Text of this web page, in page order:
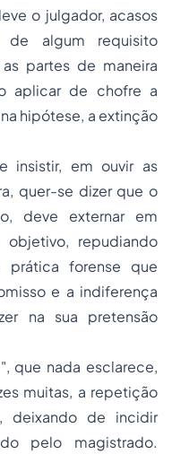
o julgador, acasos
de algum requisito
partes de maneira
aplicar de chofre a
hipótese, a extinção
insistir, em ouvir as
quer-se dizer que o
deve externar em
repudiando
prática forense que
e a indiferença
na sua pretensão
que nada esclarece,
muitas, a repetição
de incidir
pelo magistrado.